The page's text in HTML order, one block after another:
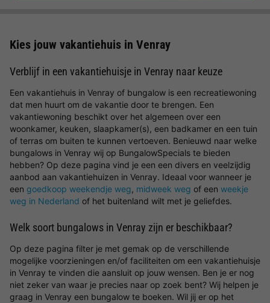
Kies jouw vakantiehuis in Venray
Verblijf in een vakantiehuisje in Venray naar keuze
Een vakantiehuis in Venray of bungalow is een recreatiewoning
dat men huurt om de vakantie door te brengen. Een
vakantiewoning beschikt over het algemeen over een
woonkamer, keuken, slaapkamer(s), een badkamer en een tuin
of terras om buiten te kunnen vertoeven. Benieuwd naar welke
bungalows in Venray wij op BungalowSpecials te bieden
hebben? Op deze pagina vind je een een divers en veelzijdig
aanbod aan vakantiehuizen in Venray. Ideaal voor wanneer je
een goedkoop weekendje weg, midweek weg of een weekje
weg in Nederland of het buitenland wilt met je geliefdes.
Welk soort bungalows in Venray zijn er beschikbaar?
Op deze pagina filter je met gemak op de verschillende
mogelijke voorzieningen en/of faciliteiten om een vakantiehuisje
in Venray te vinden die aansluit op jouw wensen. Ben je er nog
niet zeker van waar je precies naar op zoek bent? Wij helpen je
graag in Venray een bungalow te boeken. Wil jij er op het